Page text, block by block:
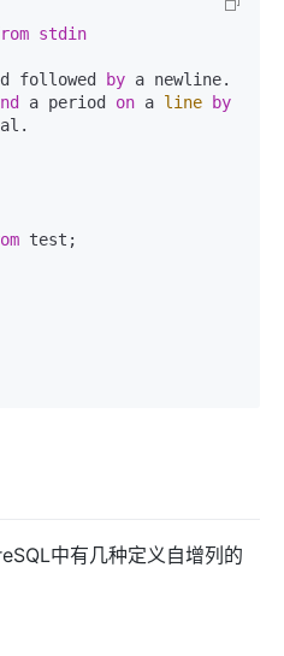
stdin
followed by
a period on a line
by
test;
中有几种定义自增列的